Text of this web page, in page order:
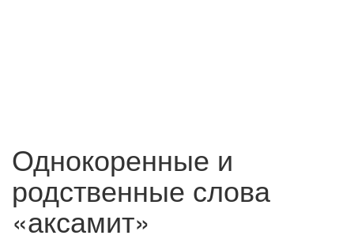
Однокоренные и
родственные слова
«аксамит»